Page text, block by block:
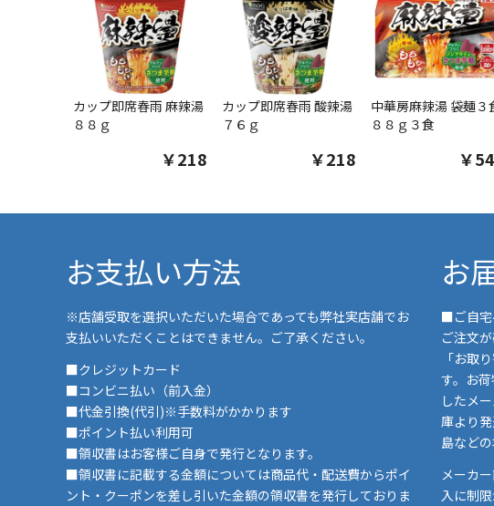
カップ即席春雨 麻辣湯
８８ｇ
￥218
カップ即席春雨 酸辣湯
７６ｇ
￥218
中華房麻辣湯 袋麺３
８８ｇ３食
￥
お支払い方法
※店舗受取を選択いただいた場合であっても弊社実店舗でお
支払いいただくことはできません。ご了承ください。
■クレジットカード
■コンビニ払い（前入金）
■代金引換(代引)※手数料がかかります
■ポイント払い利用可
■領収書はお客様ご自身で発行となります。
■領収書に記載する金額については商品代・配送費からポイ
ント・クーポンを差し引いた金額の領収書を発行しておりま
お
■ご自宅
ご注文
「お取
す。お
したメ
庫より
島など
メーカ
入に制